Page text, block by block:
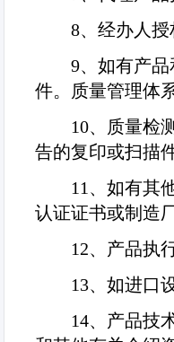
8、经办人授
9、如有产
件。质量管理体
10、质量检
告的复印或扫描
11 、如有其
认证证书或制造
12、产品执
13、如进口
14、产品技